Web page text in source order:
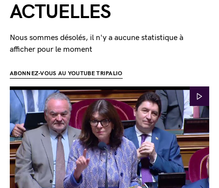
ACTUELLES
Nous sommes désolés, il n'y a aucune statistique à
afficher pour le moment
ABONNEZ-VOUS AU YOUTUBE TRIPALIO